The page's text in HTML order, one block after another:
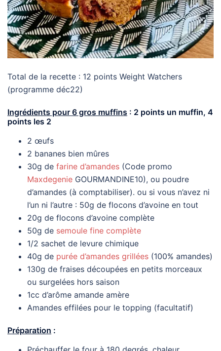
Total de la recette : 12 points Weight Watchers
(programme déc22)
Ingrédients pour 6 gros muffins : 2 points un muffin, 4
points les 2
2 œufs
2 bananes bien mûres
30g de farine d’amandes (Code promo
Maxdegenie GOURMANDINE10), ou poudre
d’amandes (à comptabiliser). ou si vous n’avez ni
l’un ni l’autre : 50g de flocons d’avoine en tout
20g de flocons d’avoine complète
50g de semoule fine complète
1/2 sachet de levure chimique
40g de purée d’amandes grillées (100% amandes)
130g de fraises découpées en petits morceaux
ou surgelées hors saison
1cc d’arôme amande amère
Amandes effilées pour le topping (facultatif)
Préparation :